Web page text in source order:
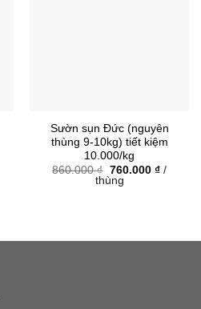
Sườn sụn Đức (nguyên
thùng 9-10kg) tiết kiệm
10.000/kg
860.000₫ Giá
gốc
là:
760.000 ₫Giá
/
thùng